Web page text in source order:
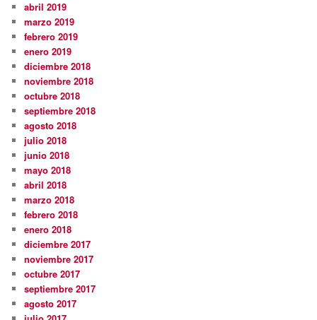
abril 2019
marzo 2019
febrero 2019
enero 2019
diciembre 2018
noviembre 2018
octubre 2018
septiembre 2018
agosto 2018
julio 2018
junio 2018
mayo 2018
abril 2018
marzo 2018
febrero 2018
enero 2018
diciembre 2017
noviembre 2017
octubre 2017
septiembre 2017
agosto 2017